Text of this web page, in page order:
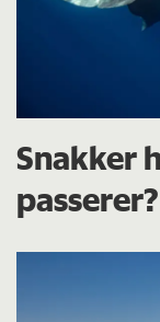
Snakker
passerer?